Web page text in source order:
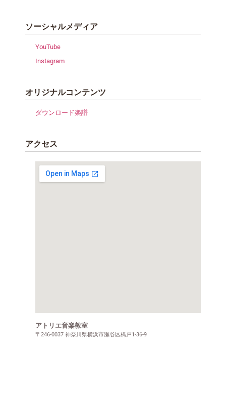
ソーシャルメディア
YouTube
Instagram
オリジナルコンテンツ
ダウンロード楽譜
アクセス
アトリエ音楽教室
〒246-0037 神奈川県横浜市瀬谷区橋戸1-36-9